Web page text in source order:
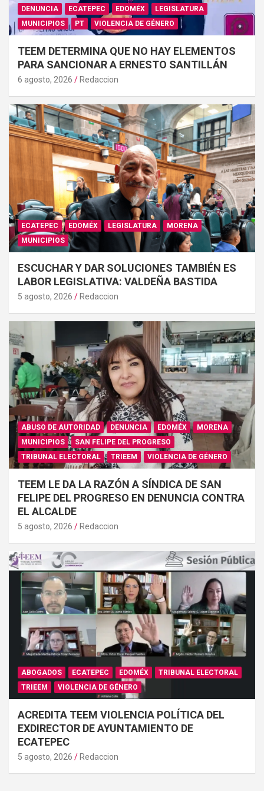
DENUNCIA ECATEPEC EDOMÉX
LEGISLATURA
MUNICIPIOS
PT VIOLENCIA DE GÉNERO
TEEM DETERMINA QUE NO HAY ELEMENTOS
PARA SANCIONAR A ERNESTO SANTILLÁN
6 agosto, 2026 Redaccion
ECATEPEC EDOMÉX LEGISLATURA
MORENA
MUNICIPIOS
ESCUCHAR Y DAR SOLUCIONES TAMBIÉN ES
LABOR LEGISLATIVA: VALDEÑA BASTIDA
5 agosto, 2026 Redaccion
ABUSO DE AUTORIDAD DENUNCIA EDOMÉX
MORENA
MUNICIPIOS
SAN FELIPE DEL PROGRESO
TRIBUNAL ELECTORAL
TRIEEM VIOLENCIA DE GÉNERO
TEEM LE DA LA RAZÓN A SÍNDICA DE SAN
FELIPE DEL PROGRESO EN DENUNCIA CONTRA
EL ALCALDE
5 agosto, 2026 Redaccion
ABOGADOS ECATEPEC EDOMÉX
TRIBUNAL ELECTORAL
TRIEEM
VIOLENCIA DE GÉNERO
ACREDITA TEEM VIOLENCIA POLÍTICA DEL
EXDIRECTOR DE AYUNTAMIENTO DE
ECATEPEC
5 agosto, 2026 Redaccion